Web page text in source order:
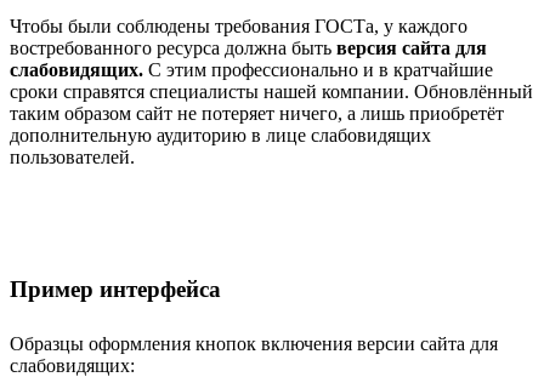
Чтобы были соблюдены требования ГОСТа, у каждого
востребованного ресурса должна быть версия сайта для
слабовидящих. С этим профессионально и в кратчайшие
сроки справятся специалисты нашей компании. Обновлённый
таким образом сайт не потеряет ничего, а лишь приобретёт
дополнительную аудиторию в лице слабовидящих
пользователей.
Пример интерфейса
Образцы оформления кнопок включения версии сайта для
слабовидящих: